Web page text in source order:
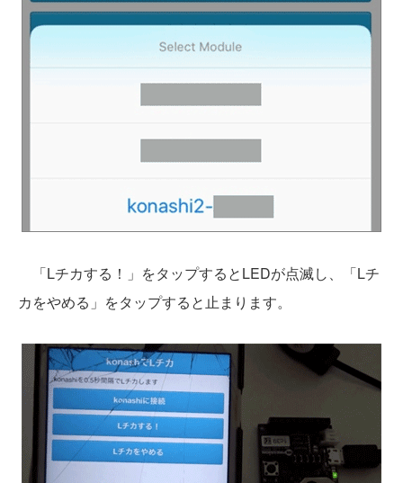
「Lチカする！」をタップするとLEDが点滅し、「Lチ
カをやめる」をタップすると止まります。